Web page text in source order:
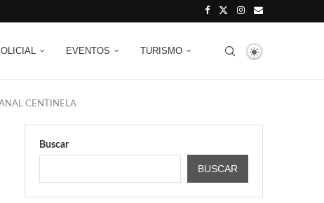
EVENTOS TURISMO
CENTINELA
Buscar
BUSCAR